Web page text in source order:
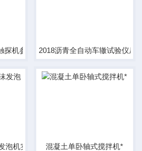
探机参数用途2018沥青全自动车辙试验仪厂
泡机实物图 混凝土单卧轴式搅拌机*